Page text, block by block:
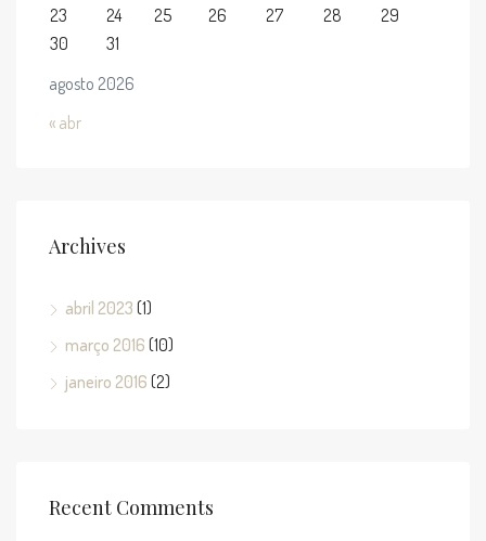
agosto 2026
23
24 25 26 27 28
29
30
31
« abr
Archives
abril 2023 (1)
março 2016 (10)
janeiro 2016 (2)
Recent Comments